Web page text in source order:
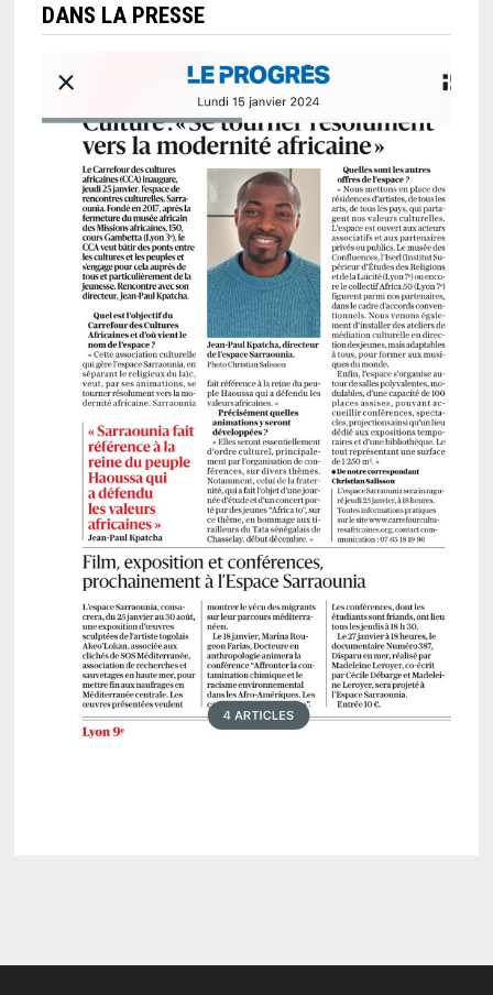
DANS LA PRESSE